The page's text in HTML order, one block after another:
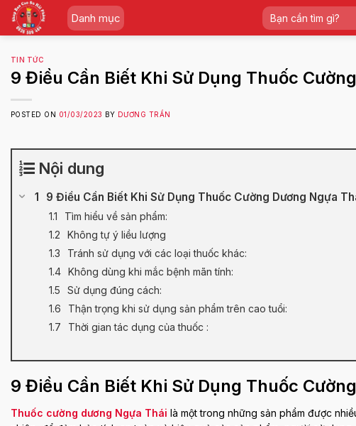
Skip
content
Danh mục
Tìm
kiếm:
TIN TỨC
9 Điều Cần Biết Khi Sử Dụng Thuốc
POSTED ON 01/03/2023 BY DƯƠNG TRẦN
Nội dung
9 Điều Cần Biết Khi Sử Dụng Thuốc Cường Dương Ngựa
Tìm hiểu về sản phẩm:
Không tự ý liều lượng
Tránh sử dụng với các loại thuốc khác:
Không dùng khi mắc bệnh mãn tính:
Sử dụng đúng cách:
Thận trọng khi sử dụng sản phẩm trên cao tuổi:
Thời gian tác dụng của thuốc :
9 Điều Cần Biết Khi Sử Dụng Thuốc
Thuốc cường dương Ngựa Thái là một trong những sản phẩm được